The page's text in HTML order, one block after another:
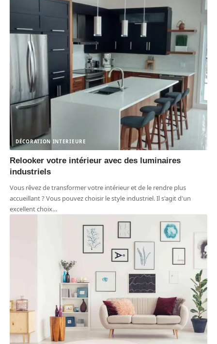
DÉCORATION INTERIEURE
Relooker votre intérieur avec des luminaires
industriels
Vous rêvez de transformer votre intérieur et de le rendre plus
accueillant ? Vous pouvez choisir le style industriel. Il s'agit d'un
excellent choix…